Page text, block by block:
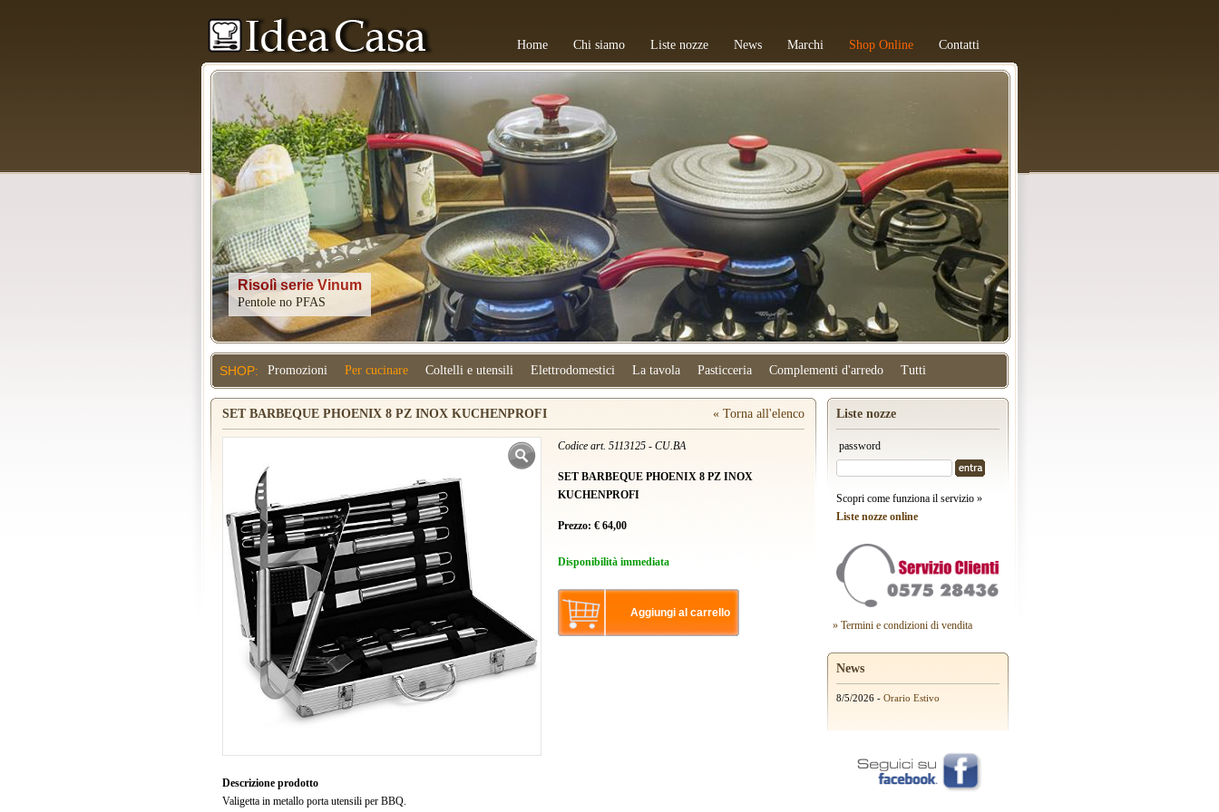
Home Chi siamo Liste nozze News Marchi Shop Online Contatti
Kitchenaid
SHOP: Promozioni Per cucinare Coltelli e utensili Elettrodomestici La tavola Pasticceria Complementi d'arredo Tutti
SET BARBEQUE PHOENIX 8 PZ INOX KUCHENPROFI « Torna all'elenco
Codice art. 5113125 - CU.BA
SET BARBEQUE PHOENIX 8 PZ INOX
KUCHENPROFI
Prezzo: € 64,00
Disponibilità immediata
Aggiungi al carrello
Descrizione prodotto
Valigetta in metallo porta utensili per BBQ.
Liste nozze
password
Scopri come funziona il servizio »
Liste nozze online
» Termini e condizioni di vendita
News
8/5/2026 - Orario Estivo